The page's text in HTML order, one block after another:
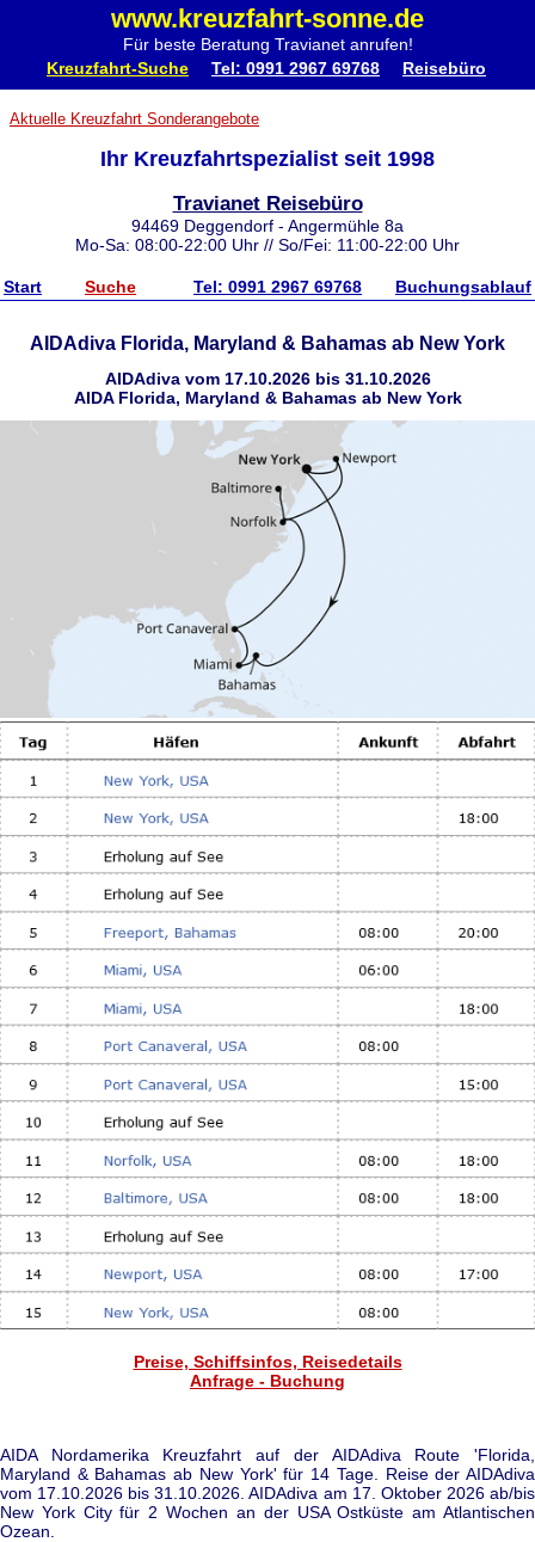
www.kreuzfahrt-sonne.de
Für beste Beratung Travianet anrufen!
Kreuzfahrt-Suche Tel: 0991 2967 69768 Reisebüro
Aktuelle Kreuzfahrt Sonderangebote
Ihr Kreuzfahrtspezialist seit 1998
Travianet Reisebüro
94469 Deggendorf - Angermühle 8a
Mo-Sa: 08:00-22:00 Uhr // So/Fei: 11:00-22:00 Uhr
Start Suche Tel: 0991 2967 69768 Buchungsablauf
AIDAdiva Florida, Maryland & Bahamas ab New York
AIDAdiva vom 17.10.2026 bis 31.10.2026
AIDA Florida, Maryland & Bahamas ab New York
Preise, Schiffsinfos, Reisedetails
Anfrage - Buchung
AIDA Nordamerika Kreuzfahrt auf der AIDAdiva Route 'Florida,
Maryland & Bahamas ab New York' für 14 Tage. Reise der AIDAdiva
vom 17.10.2026 bis 31.10.2026. AIDAdiva am 17. Oktober 2026 ab/bis
New York City für 2 Wochen an der USA Ostküste am Atlantischen
Ozean.